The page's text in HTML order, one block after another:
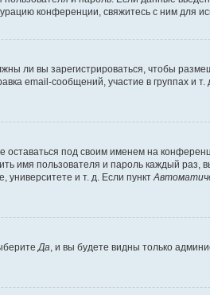
конференции, свяжитесь с ним для
ли вы зарегистрироваться, чтобы
email-сообщений, участие в группах и т.
оставаться под своим именем на
имя пользователя и пароль каждый
университете и т. д. Если пункт
Да, и вы будете видны только